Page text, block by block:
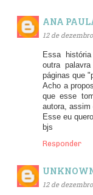
ANA
12 de
Essa
outra
páginas que
Acho a
que esse
autora, assim
Esse eu
bjs
Responder
12 de